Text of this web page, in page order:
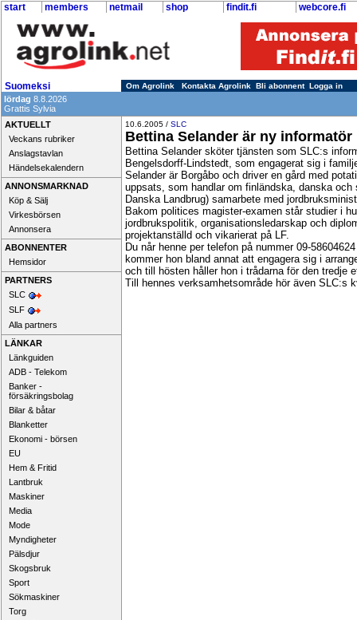
start members netmail shop findit.fi webcore.fi
Suomeksi Om Agrolink Kontakta Agrolink Bli abonnent Logga in
lördag 8.8.2026
Grattis Sylvia
AKTUELLT
Veckans rubriker
Anslagstavlan
Händelsekalendern
ANNONSMARKNAD
Köp & Sälj
Virkesbörsen
Annonsera
ABONNENTER
Hemsidor
PARTNERS
SLC
SLF
Alla partners
LÄNKAR
Länkguiden
ADB - Telekom
Banker -
försäkringsbolag
Bilar & båtar
Blanketter
Ekonomi - börsen
EU
Hem & Fritid
Lantbruk
Maskiner
Media
Mode
Myndigheter
Pälsdjur
Skogsbruk
Sport
Sökmaskiner
Torg
10.6.2005 / SLC
Bettina Selander är ny informatör
Bettina Selander sköter tjänsten som SLC:s
Bengelsdorff-Lindstedt, som engagerat sig i
Selander är Borgåbo och driver en gård med
uppsats, som handlar om finländska, danska
Danska Landbrug) samarbete med
Bakom politices magister-examen står studier i
jordbrukspolitik, organisationsledarskap och
projektanställd och vikarierat på LF.
Du når henne per telefon på nummer 09-
kommer hon bland annat att engagera sig i
och till hösten håller hon i trådarna för den tredje
Till hennes verksamhetsområde hör även SLC:s